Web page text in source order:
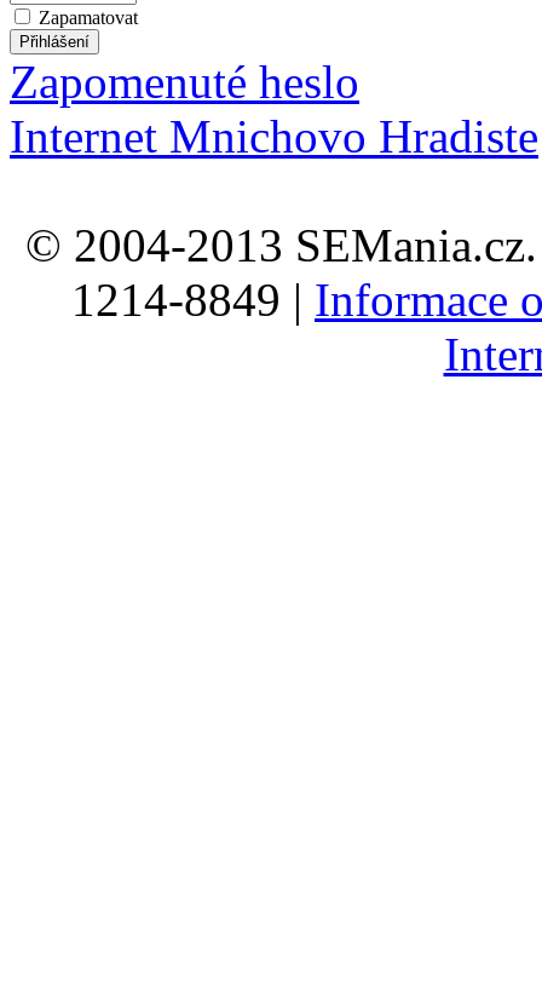
Zapamatovat
Zapomenuté heslo
Internet Mnichovo Hradiste
© 2004-2013
1214-8849 | Informace